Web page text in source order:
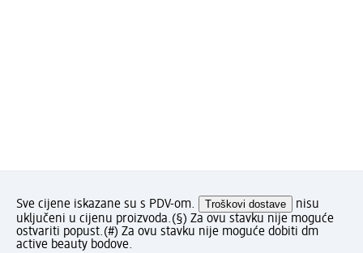
Sve cijene iskazane su s PDV-om. Troškovi dostave
nisu
uključeni u cijenu proizvoda.(§) Za ovu stavku nije moguće
ostvariti popust.(#) Za ovu stavku nije moguće dobiti dm
active beauty bodove.